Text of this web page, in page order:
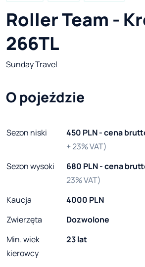
Roller Team -
266TL
Sunday Travel
O pojeździe
Sezon niski 450 PLN - cena
+ 23% VAT)
Sezon wysoki
680 PLN - cena
23% VAT)
Kaucja
4000 PLN
Zwierzęta
Dozwolone
Min. wiek
kierowcy
23 lat